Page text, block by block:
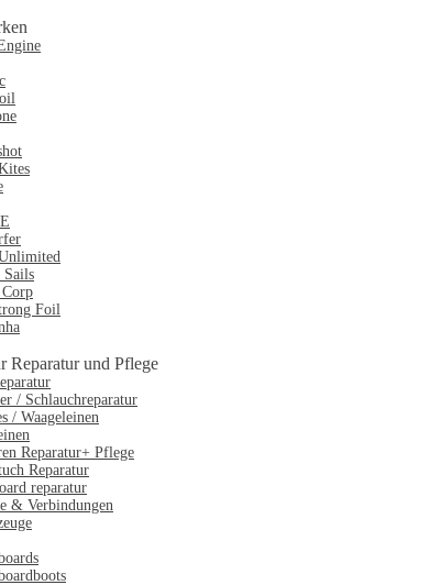
Foil
Reparatur und Pflege
/ Schlauchreparatur
/ Waageleinen
Reparatur+ Pflege
Reparatur
reparatur
& Verbindungen